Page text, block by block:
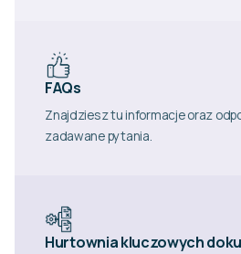
FAQs
Znajdziesz tu informacje oraz
zadawane pytania.
Hurtownia kluczowych